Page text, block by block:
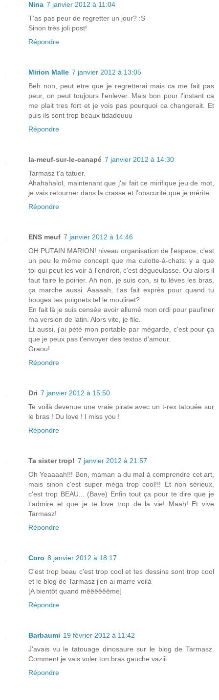
Nina 7 janvier 2012 à 11:04
T'as pas peur de regretter un jour? :S
Sinon très joli post!
Répondre
Mirion Malle 7 janvier 2012 à 13:05
Beh non, peut etre que je regretterai mais ca me fait pas
peur, on peut toujours l'enlever. Mais bon pour l'instant ca
me plait tres fort et je vois pas pourquoi ca changerait. Et
puis ils sont trop beaux tidadouuu
Répondre
la-meuf-sur-le-canapé 7 janvier 2012 à 14:30
Tarmasz t'a tatuer.
Ahahahalol, maintenant que j'ai fait ce mirifique jeu de mot,
je vais retourner dans la crasse et l'obscurité que je mérite.
Répondre
ENS meuf 7 janvier 2012 à 14:46
OH PUTAIN MARION! niveau organisation de l'espace, c'est
un peu le même concept que ma culotte-à-chats: y a que
toi qui peut les voir à l'endroit, c'est dégueulasse. Ou alors il
faut faire le poirier. Ah non, je suis con, si tu lèves les bras,
ça marche aussi. Aaaaah, t'as fait exprès pour quand tu
bouges tes poignets tel le moulinet?
En fait là je suis censée avoir allumé mon ordi pour paufiner
ma version de latin. Alors vite, je file.
Et aussi, j'ai pété mon portable par mégarde, c'est pour ça
que je peux pas t'envoyer des textos d'amour.
Graou!
Répondre
Dri 7 janvier 2012 à 15:50
Te voilà devenue une vraie pirate avec un t-rex tatouée sur
le bras ! Du love ! I miss you !
Répondre
Ta sister trop! 7 janvier 2012 à 21:57
Oh Yeaaaah!!! Bon, maman a du mal à comprendre cet art,
mais sinon c'est super méga trop cool!!! Et non sérieux,
c'est trop BEAU... (Bave) Enfin tout ça pour te dire que je
t'admire et que je te love trop de la vie! Maah! Et vive
Tarmasz!
Répondre
Coro 8 janvier 2012 à 18:17
C'est trop beau c'est trop cool et tes dessins sont trop cool
et le blog de Tarmasz j'en ai marre voilà
[A bientôt quand mêêêêêême]
Répondre
Barbaumi 19 février 2012 à 11:42
J'avais vu le tatouage dinosaure sur le blog de Tarmasz.
Comment je vais voler ton bras gauche vaziii
Répondre